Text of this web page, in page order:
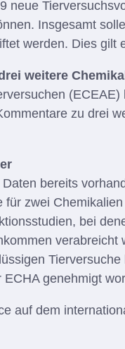
neue
Insgesamt
werden. Dies gilt
weitere
(ECEAE)
zu drei
bereits
zwei
bei
verabreicht
ECHA genehmigt
auf dem